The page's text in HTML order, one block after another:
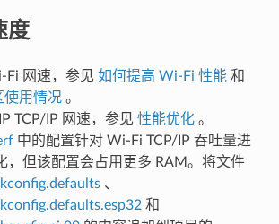
度
Fi 网速，参见 如何提高 Wi-Fi 性能和
使用情况。
TCP/IP 网速，参见 性能优化。
中的配置针对 Wi-Fi TCP/IP 吞吐量进
，但该配置会占用更多 RAM。将文件
、
和